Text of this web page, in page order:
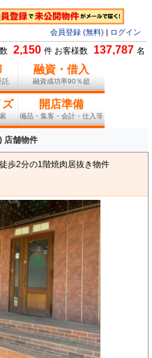
会員登録 (無料) ログイン
2,150 件 お客様数 137,787 名
託
融資・借入
融資成功率90％超
開店準備
備品・集客・会計・仕入等
店舗物件
歩2分の1階焼肉居抜き物件